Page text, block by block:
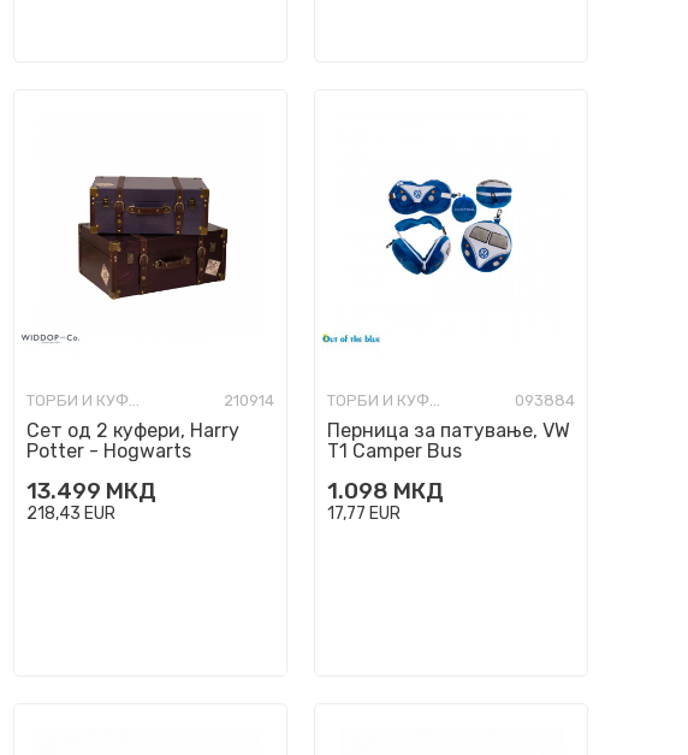
ТОРБИ И КУФЕРИ ЗА ПАТУВАЊЕ 210914
Сет од 2 куфери, Harry
Potter - Hogwarts
13.499 МКД
218,43 EUR
ТОРБИ И КУФЕРИ ЗА ПАТУВАЊЕ 093884
Перница за патување, VW
T1 Camper Bus
1.098 МКД
17,77 EUR